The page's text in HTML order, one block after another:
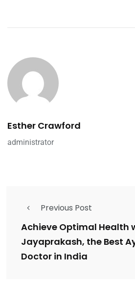
Esther Crawford
administrator
Previous Post
Achieve Optimal Health
Jayaprakash, the Best
Doctor in India